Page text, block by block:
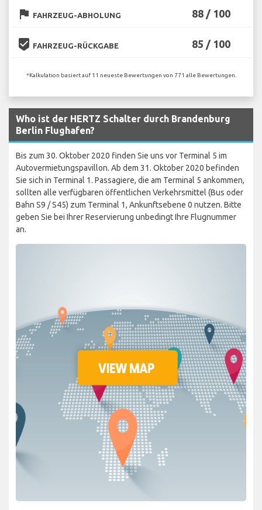
flag FAHRZEUG-ABHOLUNG 88 / 100
beenhere FAHRZEUG-RÜCKGABE 85 / 100
*Kalkulation basiert auf 11 neueste Bewertungen von 771 alle Bewertungen.
Who ist der HERTZ Schalter durch Brandenburg
Berlin Flughafen?
Bis zum 30. Oktober 2020 finden Sie uns vor Terminal 5 im
Autovermietungspavillon. Ab dem 31. Oktober 2020 befinden
Sie sich in Terminal 1. Passagiere, die am Terminal 5 ankommen,
sollten alle verfügbaren öffentlichen Verkehrsmittel (Bus oder
Bahn S9 / S45) zum Terminal 1, Ankunftsebene 0 nutzen. Bitte
geben Sie bei Ihrer Reservierung unbedingt Ihre Flugnummer
an.